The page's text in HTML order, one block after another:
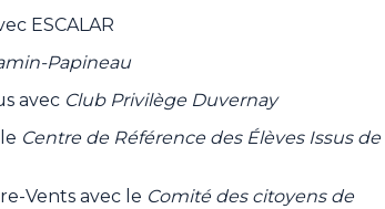
ESCALAR
Papineau
avec Club Privilège Duvernay
Centre de Référence des Élèves Issus de
Vents avec le Comité des citoyens de